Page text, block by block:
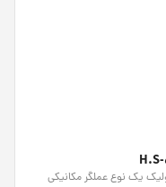
یک نوع عملگر مکانیکی